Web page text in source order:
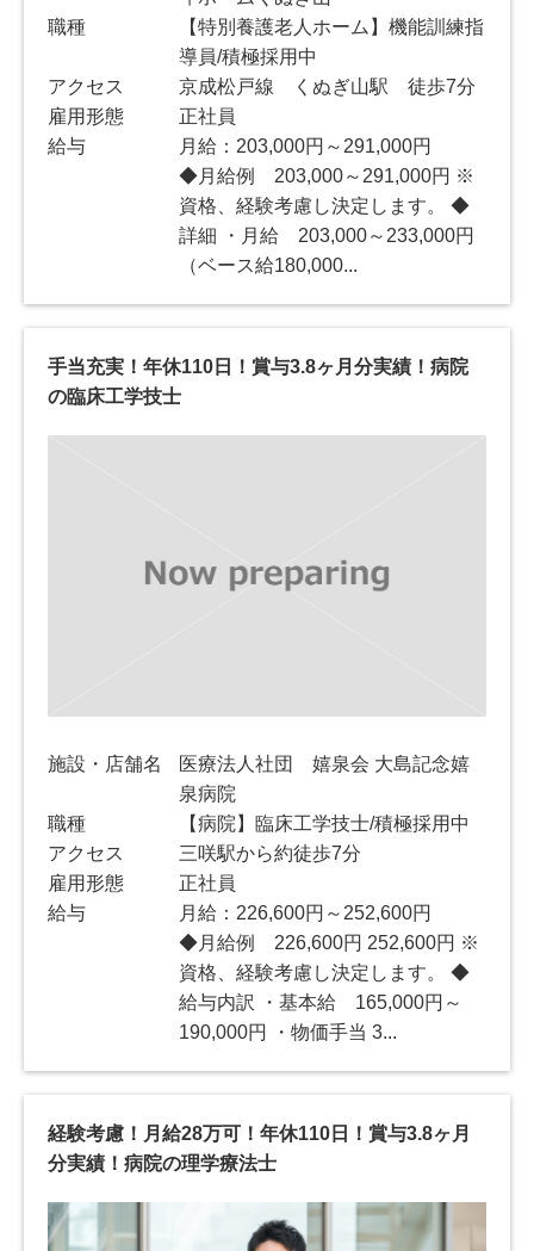
職種
【特別養護老人ホーム】機能訓練指
導員/積極採用中
アクセス
京成松戸線 くぬぎ山駅 徒歩7分
雇用形態
正社員
給与
月給：203,000円～291,000円
◆月給例 203,000～291,000円 ※
資格、経験考慮し決定します。 ◆
詳細 ・月給 203,000～233,000円
（ベース給180,000...
手当充実！年休110日！賞与3.8ヶ月分実績！病院
の臨床工学技士
施設・店舗名
医療法人社団 嬉泉会 大島記念嬉
泉病院
職種
【病院】臨床工学技士/積極採用中
アクセス
三咲駅から約徒歩7分
雇用形態
正社員
給与
月給：226,600円～252,600円
◆月給例 226,600円 252,600円 ※
資格、経験考慮し決定します。 ◆
給与内訳 ・基本給 165,000円～
190,000円 ・物価手当 3...
経験考慮！月給28万可！年休110日！賞与3.8ヶ月
分実績！病院の理学療法士